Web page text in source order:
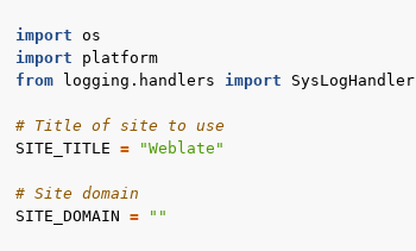
import os
import
platform
from
logging.handlers import SysLogHandler
# Title of site to use
SITE_TITLE = "Weblate"
# Site domain
SITE_DOMAIN = ""